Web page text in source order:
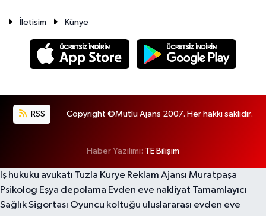
İletisim Künye
RSS Copyright ©Mutlu Ajans 2007. Her hakkı saklıdır.
Haber Yazılımı: TE Bilişim
İş hukuku avukatı Tuzla Kurye Reklam Ajansı Muratpaşa
Psikolog Eşya depolama Evden eve nakliyat Tamamlayıcı
Sağlık Sigortası Oyuncu koltuğu uluslararası evden eve